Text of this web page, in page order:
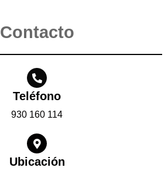
Contacto
Teléfono
930 160 114
Ubicación